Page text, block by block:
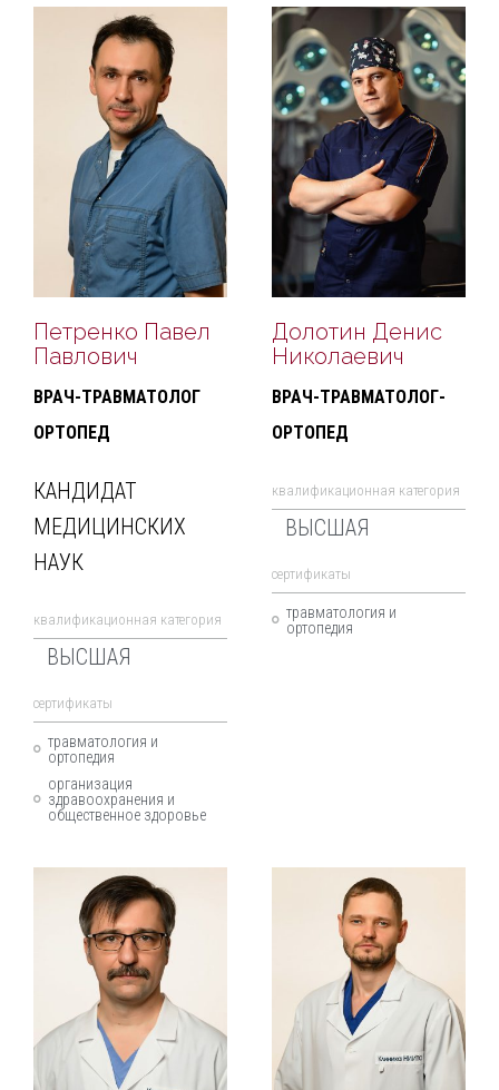
Петренко Павел
Павлович
ВРАЧ-ТРАВМАТОЛОГ
ОРТОПЕД
КАНДИДАТ
МЕДИЦИНСКИХ
НАУК
квалификационная категория
ВЫСШАЯ
cертификаты
травматология и
ортопедия
организация
здравоохранения и
общественное здоровье
Долотин Денис
Николаевич
ВРАЧ-ТРАВМАТОЛОГ-
ОРТОПЕД
квалификационная категория
ВЫСШАЯ
cертификаты
травматология и
ортопедия